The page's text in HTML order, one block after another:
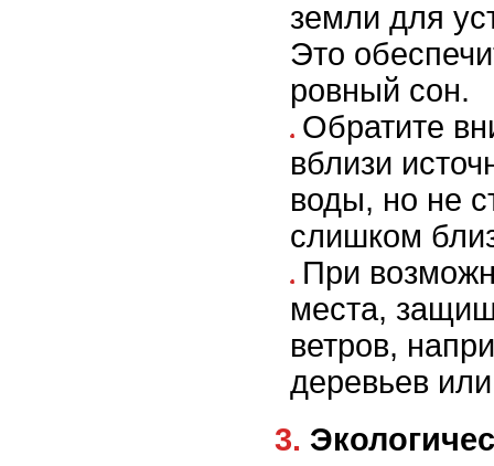
земли для
Это
ровный сон.
Обратите
вблизи
воды, но не
слишком
При
места,
ветров,
деревьев
3.